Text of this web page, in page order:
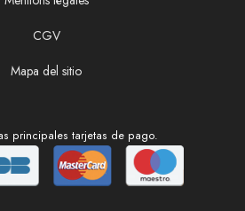
CGV
Mapa del sitio
principales tarjetas de pago.